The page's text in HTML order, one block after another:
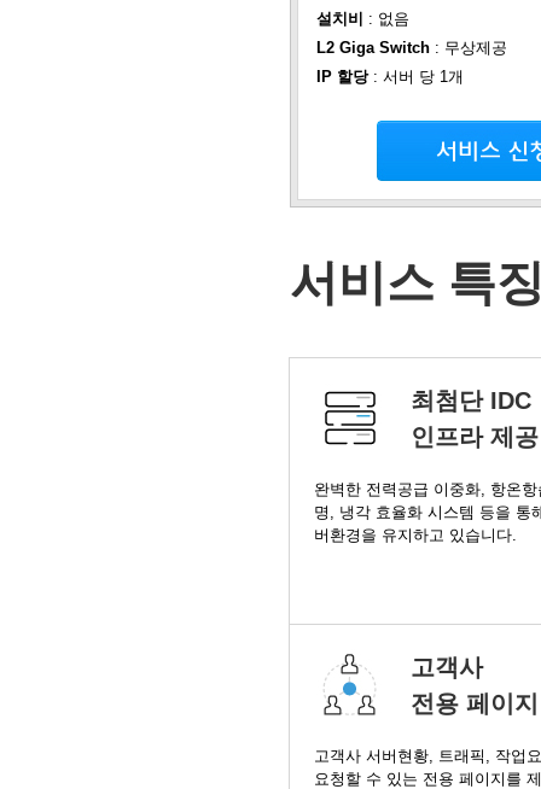
설치비
: 없음
L2 Giga Switch : 무상제공
IP 할당: 서버 당 1개
서비스 특
최첨단 IDC
인프라 제공
완벽한 전력공급 이중화, 항온
명, 냉각 효율화 시스템 등을 통
버환경을 유지하고 있습니다.
고객사
전용 페이
고객사 서버현황, 트래픽, 작업
요청할 수 있는 전용 페이지를